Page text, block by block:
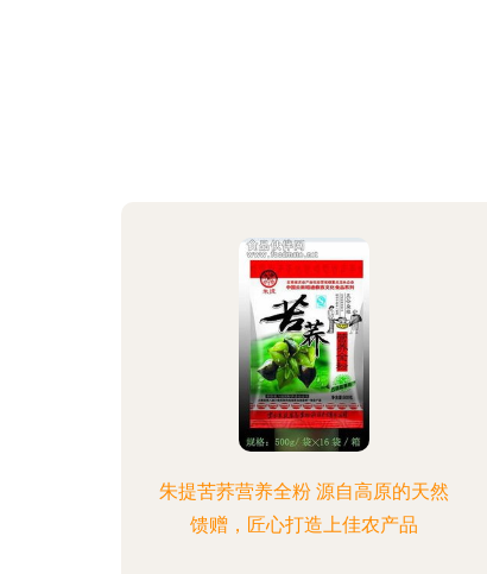
朱提苦荞营养全粉 源自高原的天然
馈赠，匠心打造上佳农产品